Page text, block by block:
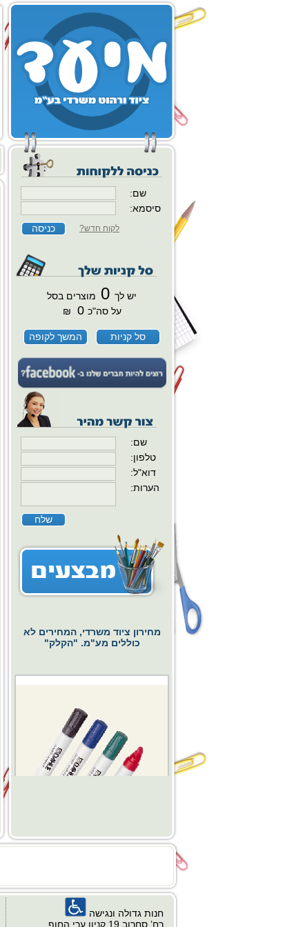
שם:
סיסמא:
לקוח חדש?
יש לך
מוצרים בסל
₪
0 על סה"כ
המשך לקופה סל קניות
:שם
:טלפון
:דוא"ל
:הערות
כוללים מע"מ. "הקלק"
החל מ- 0.00 ₪
חנות גדולה ונגישה
רח’ סחרוב 19 קניון ערי החוף